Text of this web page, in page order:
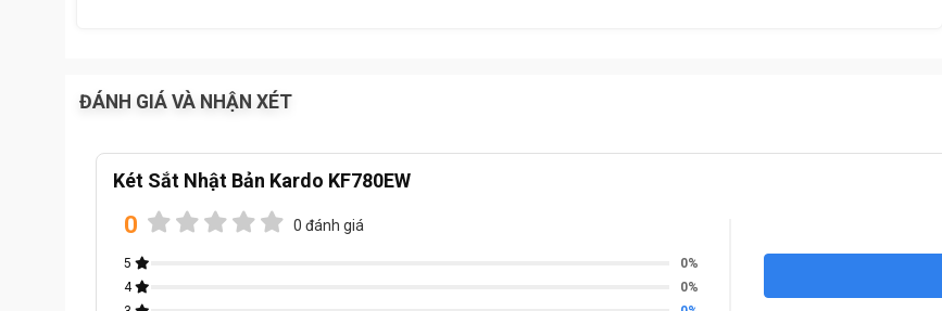
Thông số kĩ thuật:
ĐÁNH GIÁ VÀ NHẬN XÉT
Két Sắt Nhật Bản Kardo KF780EW
0 0 đánh giá
5
0%
4
0%